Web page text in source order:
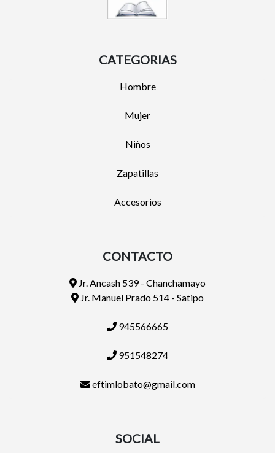
CATEGORIAS
Hombre
Mujer
Niños
Zapatillas
Accesorios
CONTACTO
Jr. Ancash 539 - Chanchamayo
Jr. Manuel Prado 514 - Satipo
945566665
951548274
eftimlobato@gmail.com
SOCIAL